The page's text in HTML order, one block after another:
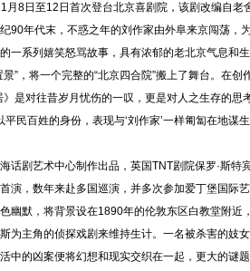
月8日至12日首次登台北京喜剧院，该剧改编自
90年代末，不惑之年的刘作家由外阜来京闯荡，
一系列嬉笑怒骂故事，具有浓郁的老北京气息和
”，将一个完整的“北京四合院”搬上了舞台。在
》是对往昔岁月忧伤的一叹，更是对人之生存的
平民百姓的身份，表现与‘刘作家’一样匍匐在地
话剧艺术中心制作出品，英国TNT剧院保罗·斯
演，数年来赴多国巡演，并多次参加爱丁堡国
幽默，将背景设在1890年的伦敦东区白教堂附
为主角的侦探戏剧来维持生计。一名被杀害的
中的凶案便将幻想和现实交织在一起，更大的